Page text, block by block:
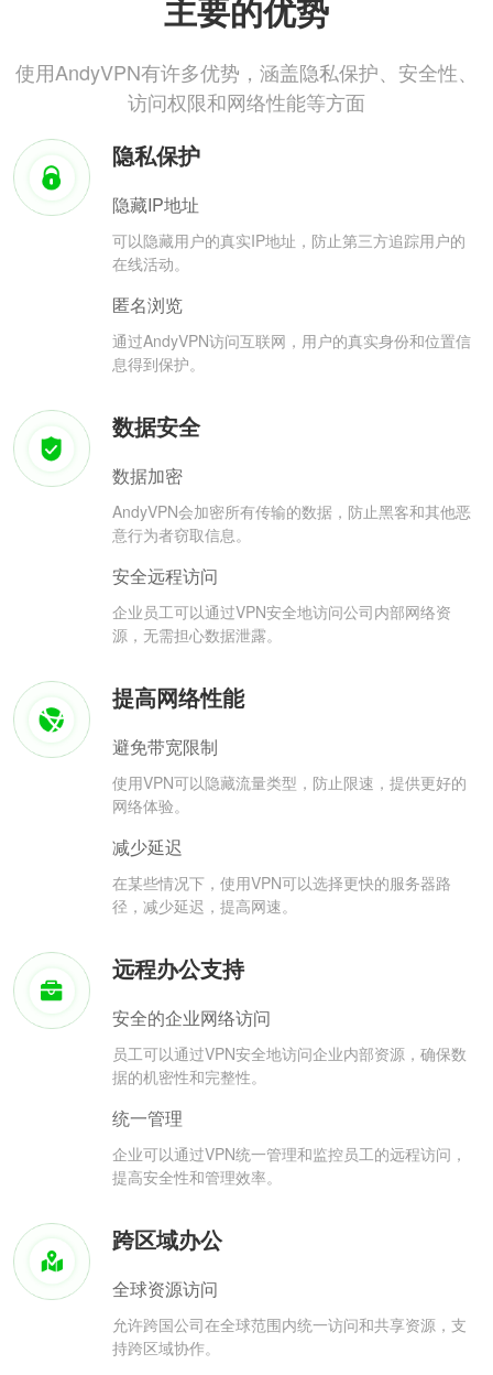
主要的优势
使用AndyVPN有许多优势，涵盖隐私保护、安全性、
访问权限和网络性能等方面
隐私保护
隐藏IP地址
可以隐藏用户的真实IP地址，防止第三方追踪用户的
在线活动。
匿名浏览
通过AndyVPN访问互联网，用户的真实身份和位置信
息得到保护。
数据安全
数据加密
AndyVPN会加密所有传输的数据，防止黑客和其他恶
意行为者窃取信息。
安全远程访问
企业员工可以通过VPN安全地访问公司内部网络资
源，无需担心数据泄露。
提高网络性能
避免带宽限制
使用VPN可以隐藏流量类型，防止限速，提供更好的
网络体验。
减少延迟
在某些情况下，使用VPN可以选择更快的服务器路
径，减少延迟，提高网速。
远程办公支持
安全的企业网络访问
员工可以通过VPN安全地访问企业内部资源，确保数
据的机密性和完整性。
统一管理
企业可以通过VPN统一管理和监控员工的远程访问，
提高安全性和管理效率。
跨区域办公
全球资源访问
允许跨国公司在全球范围内统一访问和共享资源，支
持跨区域协作。